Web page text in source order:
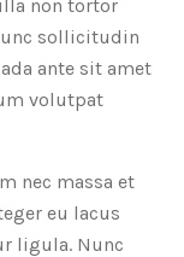
non tortor
sollicitudin
ante sit amet
volutpat
nec massa et
eu lacus
ligula. Nunc